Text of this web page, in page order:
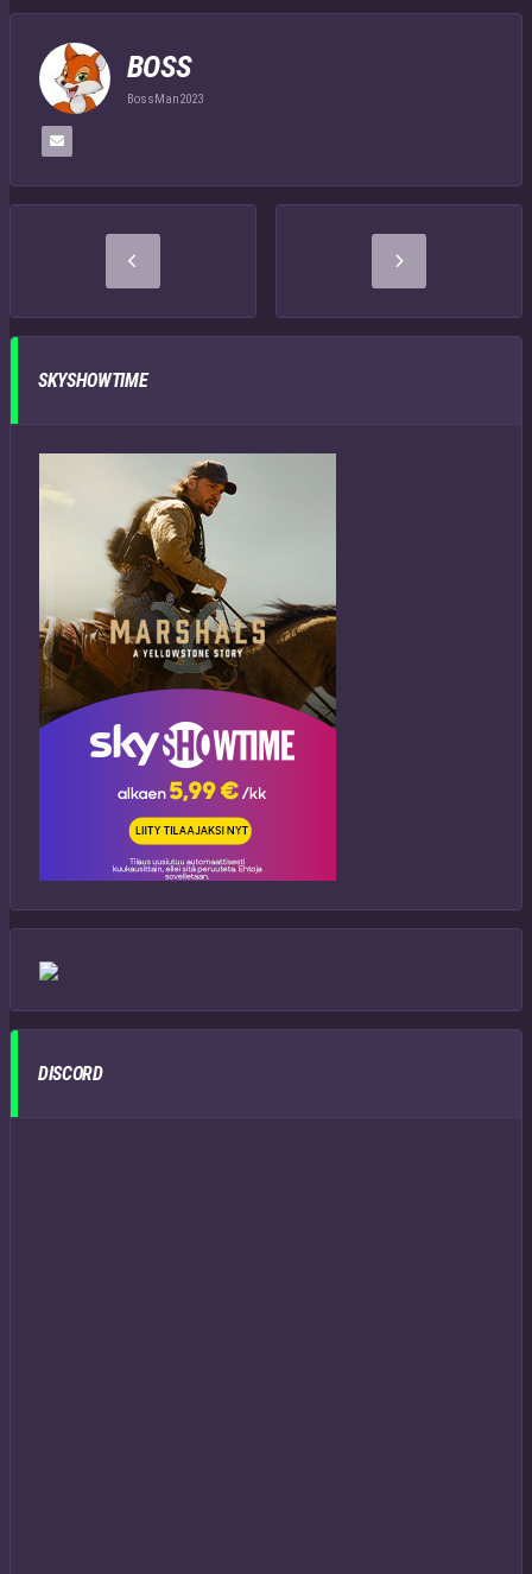
BOSS
BossMan2023
SKYSHOWTIME
DISCORD